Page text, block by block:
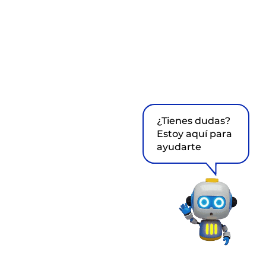
¿Tienes dudas?
Estoy aquí para
ayudarte